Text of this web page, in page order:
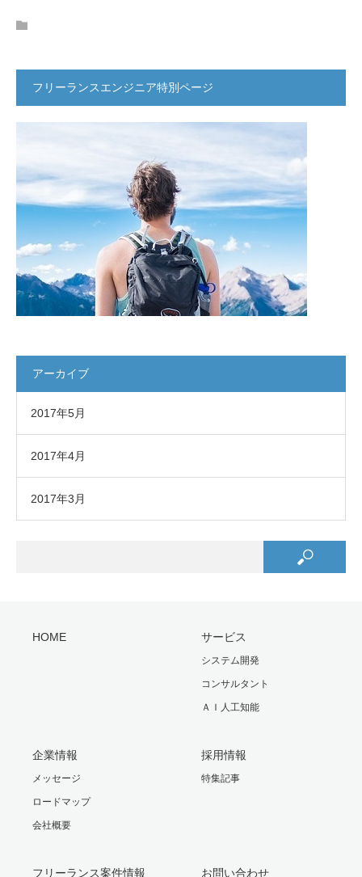
フリーランスエンジニア特別ページ
アーカイブ
2017年5月
2017年4月
2017年3月
HOME サービス
システム開発
コンサルタント
ＡＩ人工知能
企業情報
メッセージ
ロードマップ
会社概要
採用情報
特集記事
フリーランス案件情報 お問い合わせ